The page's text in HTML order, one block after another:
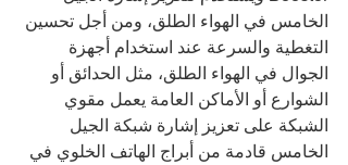
الخامس في الهواء الطلق، ومن أجل تحسين
التغطية والسرعة عند استخدام أجهزة
الجوال في الهواء الطلق، مثل الحدائق أو
الشوارع أو الأماكن العامة يعمل مقوي
الشبكة على تعزيز إشارة شبكة الجيل
الخامس قادمة من أبراج الهاتف الخلوي في